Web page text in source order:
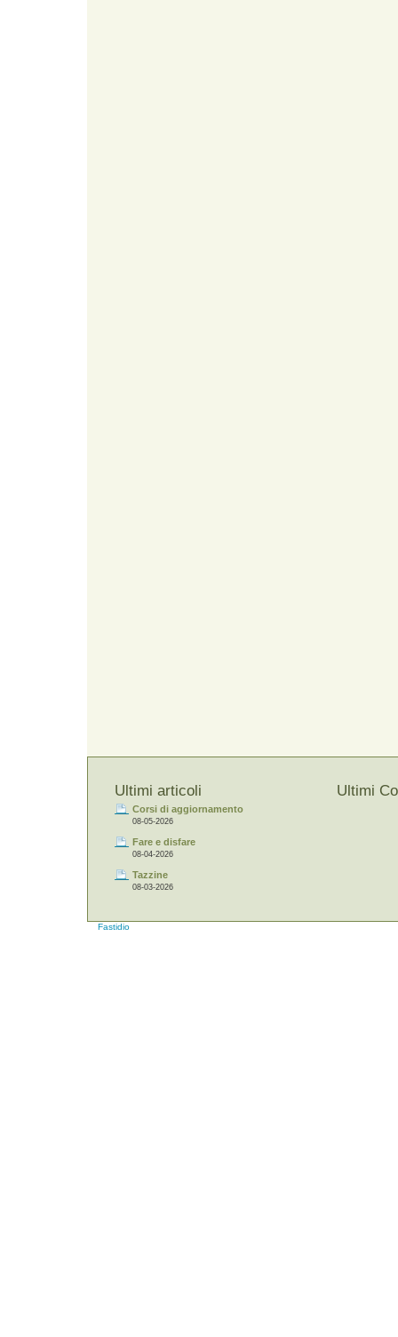
Ultimi articoli
Corsi di aggiornamento
08-05-2026
Fare e disfare
08-04-2026
Tazzine
08-03-2026
Ultimi
Fastidio